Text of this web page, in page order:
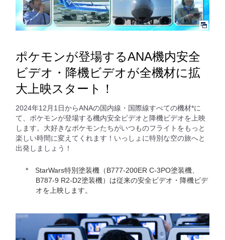
ポケモンが登場するANA機内安全
ビデオ・降機ビデオが全機材に拡
大上映スタート！
2024年12月1日からANAの国内線・国際線すべての機材*に
て、ポケモンが登場する機内安全ビデオと降機ビデオを上映
します。大好きなポケモンたちがいつものフライトをもっと
楽しい時間に変えてくれます！いっしょに特別な空の旅へと
出発しましょう！
StarWars特別塗装機（B777-200ER C-3PO塗装機、
B787-9 R2-D2塗装機）は従来の安全ビデオ・降機ビデ
オを上映します。